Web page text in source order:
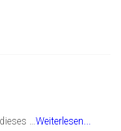
…Weiterlesen...